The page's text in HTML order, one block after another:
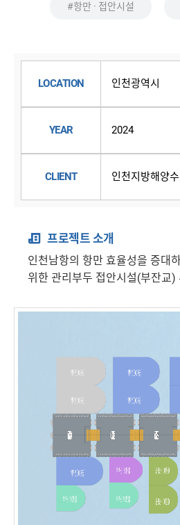
#항만 · 접안시설
LOCATION 인천광역시
YEAR 2024
CLIENT 인천지방해양
프로젝트 소개
인천남항의 항만 효율성을 증대
위한 관리부두 접안시설(부잔교)